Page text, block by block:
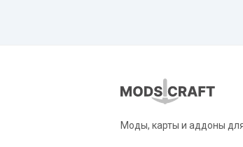
Моды, карты и аддоны